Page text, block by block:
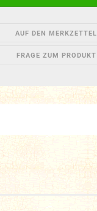
AUF DEN MERKZETTEL
FRAGE ZUM PRODUKT